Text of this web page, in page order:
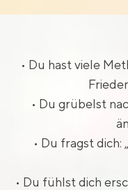
• Du hast viele
• Du grübelst
• Du fragst dich:
• Du fühlst dich